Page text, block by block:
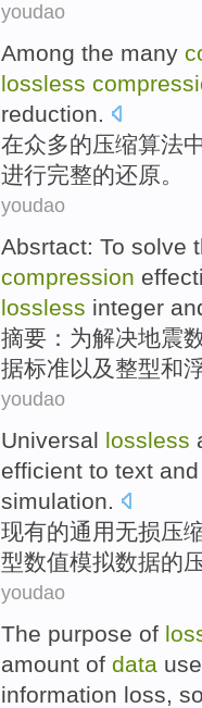
youdao
Among the many
lossless
reduction.
在众多的压缩算法
进行完整的还原。
youdao
Absrtact: To solve
compression
lossless integer
摘要 ： 为解决地震
据标准以及整型和
youdao
Universal lossless
efficient to text and
simulation.
现有的通用无损压
型数值模拟数据的
youdao
The purpose of
amount of data
information loss so